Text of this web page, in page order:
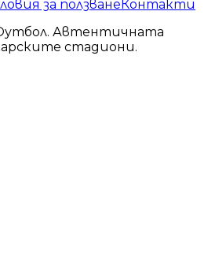
за ползванеКонтакти
Автентичната
стадиони.